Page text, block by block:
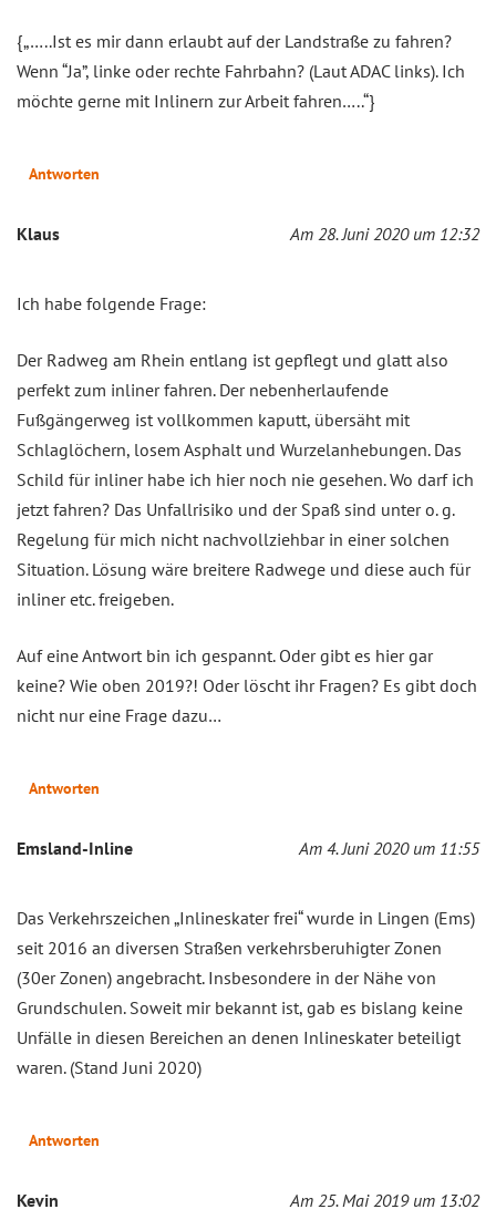
{„…..Ist es mir dann erlaubt auf der Landstraße zu fahren?
Wenn “Ja”, linke oder rechte Fahrbahn? (Laut ADAC links). Ich
möchte gerne mit Inlinern zur Arbeit fahren…..“}
Antworten
Klaus Am 28. Juni 2020 um 12:32
Ich habe folgende Frage:
Der Radweg am Rhein entlang ist gepflegt und glatt also
perfekt zum inliner fahren. Der nebenherlaufende
Fußgängerweg ist vollkommen kaputt, übersäht mit
Schlaglöchern, losem Asphalt und Wurzelanhebungen. Das
Schild für inliner habe ich hier noch nie gesehen. Wo darf ich
jetzt fahren? Das Unfallrisiko und der Spaß sind unter o. g.
Regelung für mich nicht nachvollziehbar in einer solchen
Situation. Lösung wäre breitere Radwege und diese auch für
inliner etc. freigeben.
Auf eine Antwort bin ich gespannt. Oder gibt es hier gar
keine? Wie oben 2019?! Oder löscht ihr Fragen? Es gibt doch
nicht nur eine Frage dazu…
Antworten
Emsland-Inline Am 4. Juni 2020 um 11:55
Das Verkehrszeichen „Inlineskater frei“ wurde in Lingen (Ems)
seit 2016 an diversen Straßen verkehrsberuhigter Zonen
(30er Zonen) angebracht. Insbesondere in der Nähe von
Grundschulen. Soweit mir bekannt ist, gab es bislang keine
Unfälle in diesen Bereichen an denen Inlineskater beteiligt
waren. (Stand Juni 2020)
Antworten
Kevin Am 25. Mai 2019 um 13:02